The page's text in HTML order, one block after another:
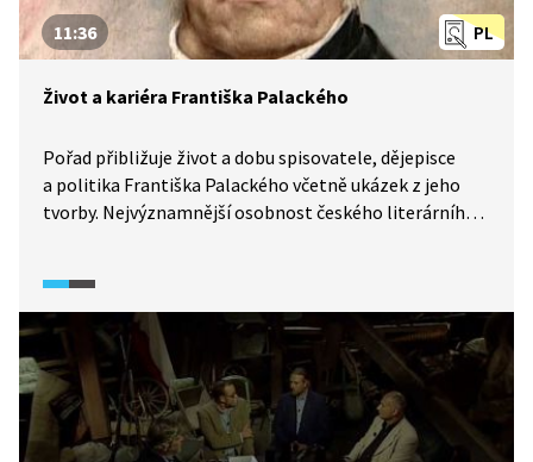
PL
11:36
Život a kariéra Františka Palackého
Pořad přibližuje život a dobu spisovatele, dějepisce
a politika Františka Palackého včetně ukázek z jeho
tvorby. Nejvýznamnější osobnost českého literárního
a myšlenková pouť? Co všechno udělal pro novodobý
český národ?